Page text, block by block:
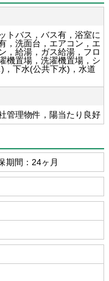
トバス，バス有，浴室に
，洗面台，エアコン，エ
，給湯，ガス給湯，フロ
機置場，洗濯機置場，シ
，下水(公共下水)，水道
管理物件，陽当たり良好
期間：24ヶ月